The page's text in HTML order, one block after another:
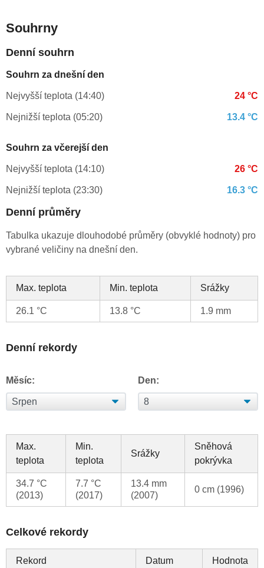
Souhrny
Denní souhrn
Souhrn za dnešní den
Nejvyšší teplota (14:40) 24 °C
Nejnižší teplota (05:20) 13.4 °C
Souhrn za včerejší den
Nejvyšší teplota (14:10) 26 °C
Nejnižší teplota (23:30) 16.3 °C
Denní průměry
Tabulka ukazuje dlouhodobé průměry (obvyklé hodnoty) pro
vybrané veličiny na dnešní den.
Max. teplota Min. teplota Srážky
26.1 °C 13.8 °C 1.9 mm
Denní rekordy
Měsíc: Den:
Max.
teplota
Min.
teplota
Srážky
Sněhová
pokrývka
34.7 °C
(2013)
7.7 °C
(2017)
13.4 mm
(2007)
0 cm (1996)
Celkové rekordy
Rekord Datum Hodnota